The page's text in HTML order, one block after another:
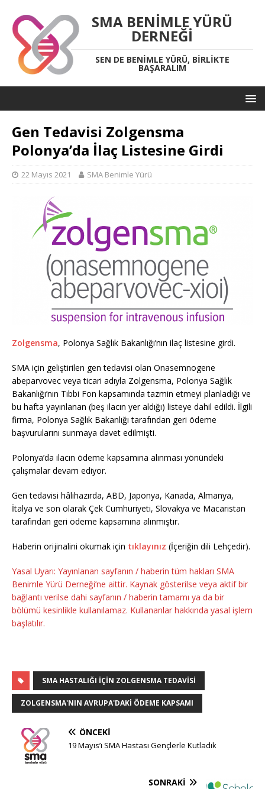
SMA BENIMLE YÜRÜ
DERNEĞI
SEN DE BENIMLE YÜRÜ, BIRLIKTE
BAŞARALIM
Gen Tedavisi Zolgensma
Polonya’da İlaç Listesine Girdi
22 Mayıs 2021 SMA Benimle Yürü
Zolgensma, Polonya Sağlık Bakanlığı’nın ilaç listesine girdi.
SMA için geliştirilen gen tedavisi olan Onasemnogene
abeparvovec veya ticari adıyla Zolgensma, Polonya Sağlık
Bakanlığı’nın Tıbbi Fon kapsamında tazmin etmeyi planladığı ve
bu hafta yayınlanan (beş ilacın yer aldığı) listeye dahil edildi. İlgili
firma, Polonya Sağlık Bakanlığı tarafından geri ödeme
başvurularını sunmaya davet edilmişti.
Polonya’da ilacın ödeme kapsamına alınması yönündeki
çalışmalar devam ediyor.
Gen tedavisi hâlihazırda, ABD, Japonya, Kanada, Almanya,
İtalya ve son olarak Çek Cumhuriyeti, Slovakya ve Macaristan
tarafından geri ödeme kapsamına alınmıştır.
Haberin orijinalini okumak için tıklayınız (İçeriğin dili Lehçedir).
Yasal Uyarı: Yayınlanan sayfanın / haberin tüm hakları SMA
Benimle Yürü Derneği’ne aittir. Kaynak gösterilse veya aktif bir
bağlantı verilse dahi sayfanın / haberin tamamı ya da bir
bölümü kesinlikle kullanılamaz. Kullananlar hakkında yasal işlem
başlatılır.
SMA HASTALIĞI IÇIN ZOLGENSMA TEDAVISI
ZOLGENSMA'NIN AVRUPA'DAKI ÖDEME KAPSAMI
ÖNCEKI
19 Mayıs’ı SMA Hastası Gençlerle Kutladık
SONRAKI